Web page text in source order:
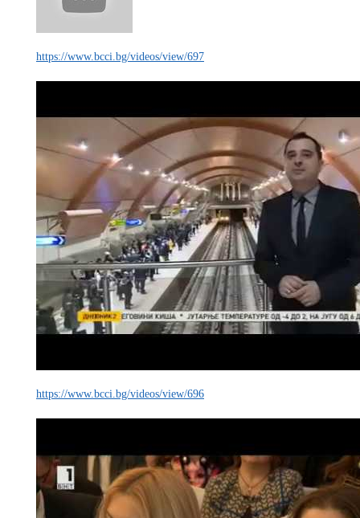
https://www.bcci.bg/videos/view/697
https://www.bcci.bg/videos/view/696